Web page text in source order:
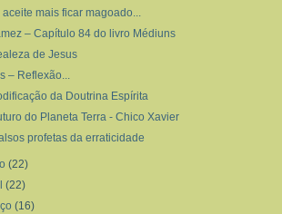
aceite mais ficar magoado...
– Capítulo 84 do livro Médiuns
de Jesus
– Reflexão...
da Doutrina Espírita
do Planeta Terra - Chico Xavier
profetas da erraticidade
(22)
(22)
(16)